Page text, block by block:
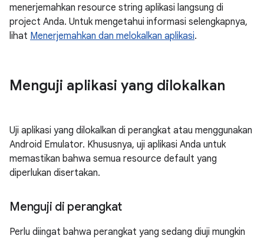
menerjemahkan resource string aplikasi langsung di
project Anda. Untuk mengetahui informasi selengkapnya,
lihat Menerjemahkan dan melokalkan aplikasi.
Menguji aplikasi yang dilokalkan
Uji aplikasi yang dilokalkan di perangkat atau menggunakan
Android Emulator. Khususnya, uji aplikasi Anda untuk
memastikan bahwa semua resource default yang
diperlukan disertakan.
Menguji di perangkat
Perlu diingat bahwa perangkat yang sedang diuji mungkin